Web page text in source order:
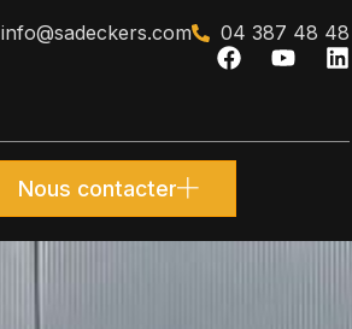
info@sadeckers.com 04 387 48 48
Nous contacter